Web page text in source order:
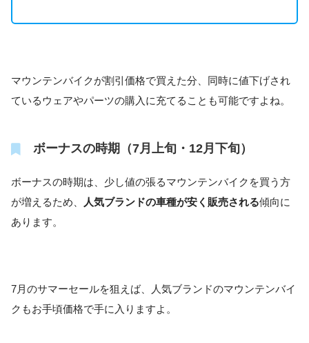
マウンテンバイクが割引価格で買えた分、同時に値下げされ
ているウェアやパーツの購入に充てることも可能ですよね。
ボーナスの時期（7月上旬・12月下旬）
ボーナスの時期は、少し値の張るマウンテンバイクを買う方
が増えるため、
人気ブランドの車種が安く販売される傾向に
あります。
7月のサマーセールを狙えば、人気ブランドのマウンテンバイ
クもお手頃価格で手に入りますよ。